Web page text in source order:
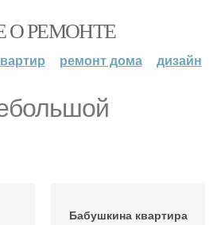
О РЕМОНТЕ
ремонт дома дизайн
Бабушкина квартира